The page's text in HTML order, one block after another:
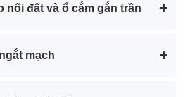
nối đất và ổ cắm gắn trần
mạch